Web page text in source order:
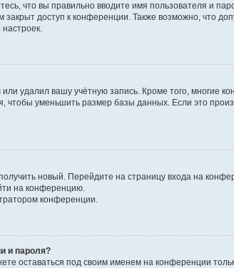
что вы правильно вводите имя пользователя и
доступ к конференции. Также возможно, что
удалил вашу учётную запись. Кроме того, многие
уменьшить размер базы данных. Если это
новый. Перейдите на страницу входа на
на конференцию.
конференции.
и пароля?
оставаться под своим именем на конференции